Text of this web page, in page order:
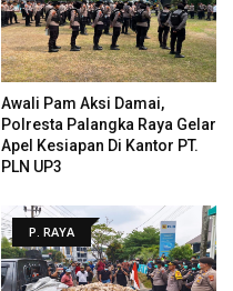
Awali Pam Aksi Damai,
Polresta Palangka Raya Gelar
Apel Kesiapan Di Kantor PT.
PLN UP3
P. RAYA